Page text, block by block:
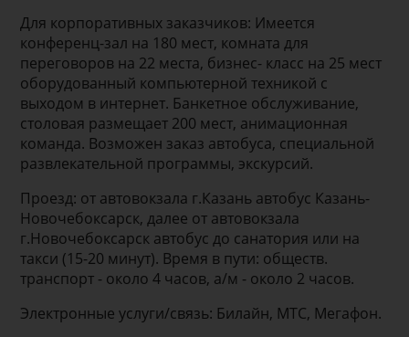
Для корпоративных заказчиков: Имеется
конференц-зал на 180 мест, комната для
переговоров на 22 места, бизнес- класс на 25 мест
оборудованный компьютерной техникой с
выходом в интернет. Банкетное обслуживание,
столовая размещает 200 мест, анимационная
команда. Возможен заказ автобуса, специальной
развлекательной программы, экскурсий.
Проезд: от автовокзала г.Казань автобус Казань-
Новочебоксарск, далее от автовокзала
г.Новочебоксарск автобус до санатория или на
такси (15-20 минут). Время в пути: обществ.
транспорт - около 4 часов, а/м - около 2 часов.
Электронные услуги/связь: Билайн, МТС, Мегафон.